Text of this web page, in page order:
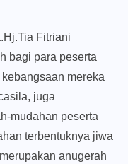
Fitriani
bagi para peserta
mereka
juga
mudahan peserta
terbentuknya jiwa
anugerah